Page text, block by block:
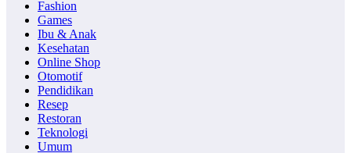
Fashion
Games
Ibu & Anak
Kesehatan
Online Shop
Otomotif
Pendidikan
Resep
Restoran
Teknologi
Umum